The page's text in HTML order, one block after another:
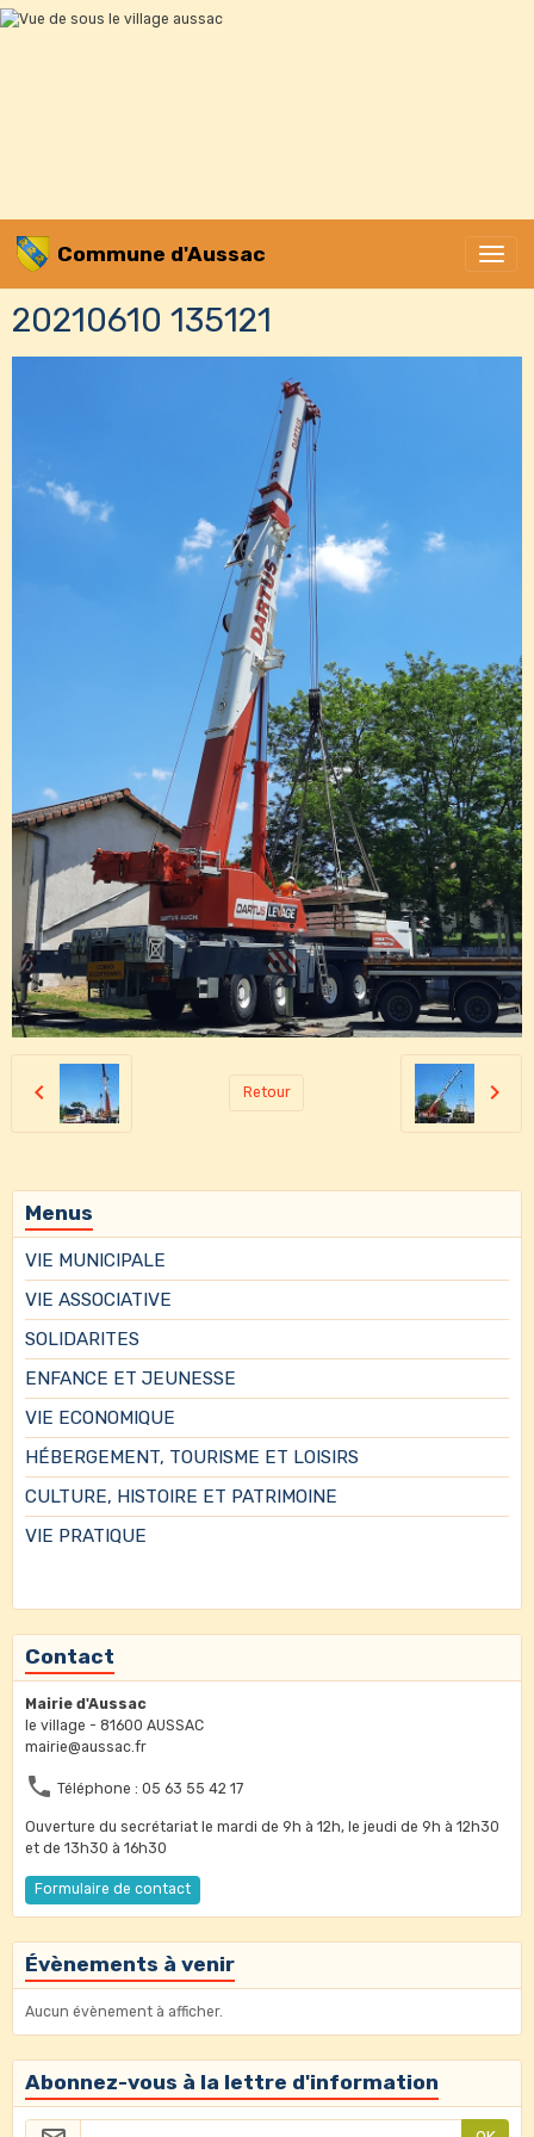
Commune d'Aussac
20210610 135121
Retour
Menus
VIE MUNICIPALE
VIE ASSOCIATIVE
SOLIDARITES
ENFANCE ET JEUNESSE
VIE ECONOMIQUE
HÉBERGEMENT, TOURISME ET LOISIRS
CULTURE, HISTOIRE ET PATRIMOINE
VIE PRATIQUE
Contact
Mairie d'Aussac
le village - 81600 AUSSAC
mairie@aussac.fr
Téléphone : 05 63 55 42 17
Ouverture du secrétariat le mardi de 9h à 12h, le jeudi de 9h à 12h30
et de 13h30 à 16h30
Formulaire de contact
Évènements à venir
Aucun évènement à afficher.
Abonnez-vous à la lettre d'information